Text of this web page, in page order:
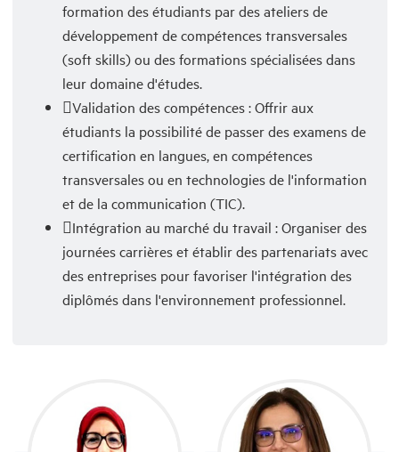
formation des étudiants par des ateliers de
développement de compétences transversales
(soft skills) ou des formations spécialisées dans
leur domaine d'études.
Validation des compétences : Offrir aux
étudiants la possibilité de passer des examens de
certification en langues, en compétences
transversales ou en technologies de l'information
et de la communication (TIC).
Intégration au marché du travail : Organiser des
journées carrières et établir des partenariats avec
des entreprises pour favoriser l'intégration des
diplômés dans l'environnement professionnel.